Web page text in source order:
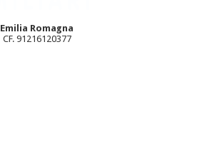
Emilia Romagna
CF. 91216120377